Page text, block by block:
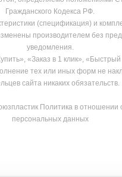
Гражданского Кодекса РФ.
(спецификация) и
производителем без
уведомления.
«Заказ в 1 клик», «Быстрый
тех или иных форм не
сайта никаких обязательств.
Политика в отношении
персональных данных